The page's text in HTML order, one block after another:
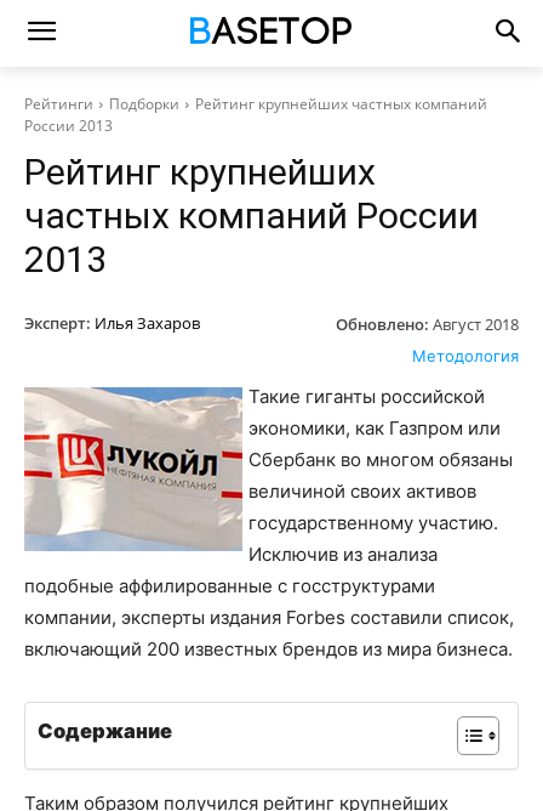
Рейтинги Подборки
Рейтинг крупнейших частных компаний
России 2013
Рейтинг крупнейших
частных компаний России
2013
Эксперт: Илья Захаров Обновлено: Август 2018
Методология
Такие гиганты российской
экономики, как Газпром или
Сбербанк во многом обязаны
величиной своих активов
государственному участию.
Исключив из анализа
подобные аффилированные с госструктурами
компании, эксперты издания Forbes составили список,
включающий 200 известных брендов из мира бизнеса.
Содержание
Таким образом получился рейтинг крупнейших